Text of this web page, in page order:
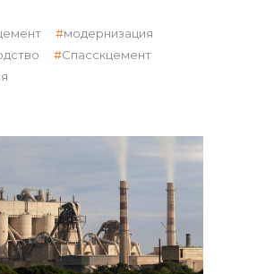
информация
закупки
неликвидов
отдела закупок
модернизация
Спасскцемент